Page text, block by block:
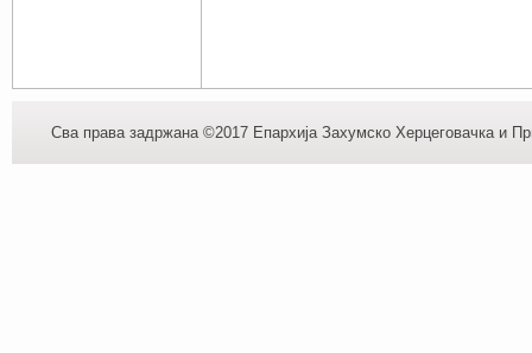
Сва права задржана ©2017 Епархија Захумско Херцеговачка и